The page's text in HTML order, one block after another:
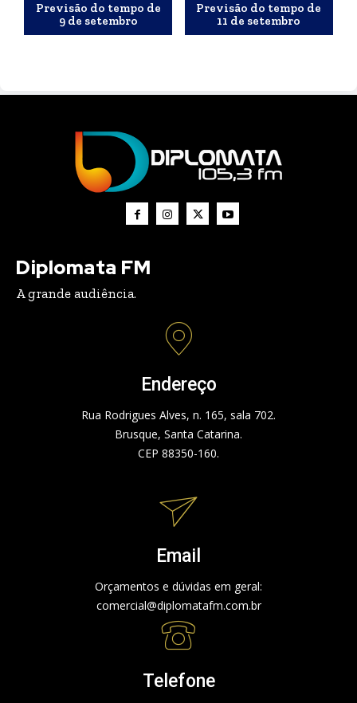
Previsão do tempo de
9 de setembro
Previsão do tempo de
11 de setembro
Diplomata FM
A grande audiência.
Endereço
Rua Rodrigues Alves, n. 165, sala 702.
Brusque, Santa Catarina.
CEP 88350-160.
Email
Orçamentos e dúvidas em geral:
comercial@diplomatafm.com.br
Telefone